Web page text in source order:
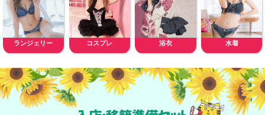
ランジェリー コスプレ 浴衣 水着